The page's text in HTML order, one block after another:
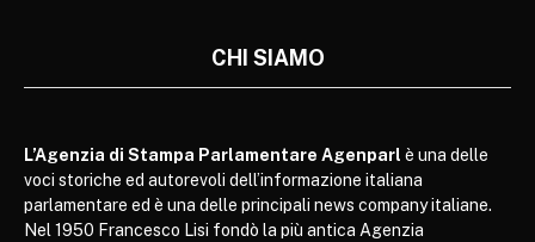
CHI SIAMO
L’Agenzia di Stampa Parlamentare Agenparl è una delle
voci storiche ed autorevoli dell’informazione italiana
parlamentare ed è una delle principali news company italiane.
Nel 1950 Francesco Lisi fondò la più antica Agenzia